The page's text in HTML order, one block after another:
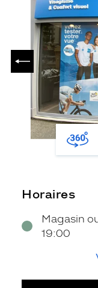
PRÉCÉDENT
Horaires
Magasin
19:00